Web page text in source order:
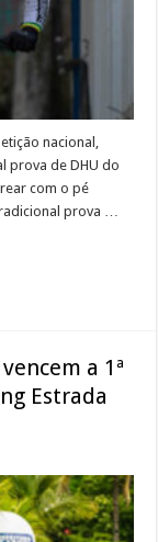
nacional,
prova de DHU do
com o pé
prova …
a 1ª
Estrada